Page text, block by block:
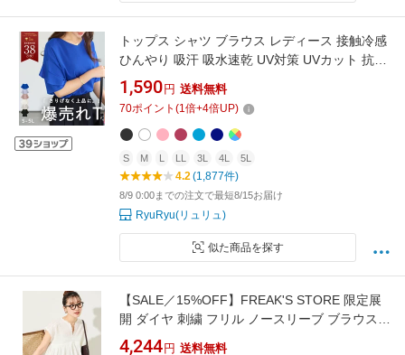
トップス シャツ ブラウス レディース 接触冷感
ひんやり 吸汗 吸水速乾 UV対策 UVカット 抗菌
防臭 ストレッチ 体型カバー 春 4つの機能付 ひ
んやりフリル袖ブラウスTシャツ S-5L
1,590 円 送料無料
70ポイント (1倍+4倍UP)
S M L LL 3L 4L 5L
4.2(1,877件)
8/9 0:00までの注文で最短8/15お届け
RyuRyu(リュリュ)
似た商品を探す
【SALE／15%OFF】FREAK'S STORE 限定展
開 ダイヤ 刺繍 フリル ノースリーブ ブラウス
フリークスストア トップス シャツ・ブラウス
4,244 円 送料無料